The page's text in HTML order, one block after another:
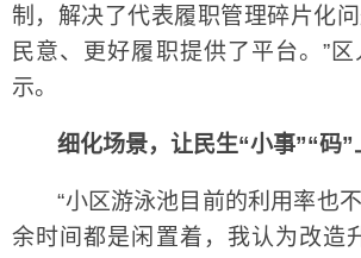
制，解决了代表履职管理碎片化
民意、更好履职提供了平台。”
示。
细化场景，让民生“小事”“码”
“小区游泳池目前的利用率也不
余时间都是闲置着，我认为改造